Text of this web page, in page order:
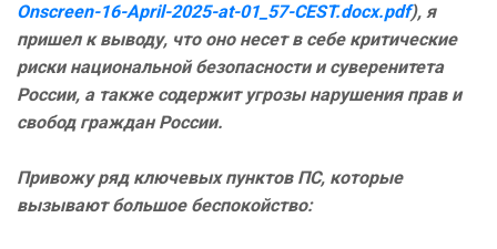
Onscreen-16-April-2025-at-01_57-CEST.docx.pdf), я
пришел к выводу, что оно несет в себе критические
риски национальной безопасности и суверенитета
России, а также содержит угрозы нарушения прав и
свобод граждан России.
Привожу ряд ключевых пунктов ПС, которые
вызывают большое беспокойство: